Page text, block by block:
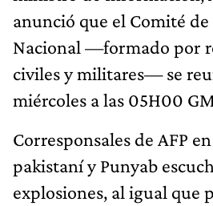
anunció que el Comité
Nacional —formado por
civiles y militares— se
miércoles a las 05H00
Corresponsales de AFP
pakistaní y Punyab
explosiones, al igual que